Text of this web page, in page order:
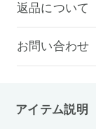
返品について
お問い合わせ
アイテム説明